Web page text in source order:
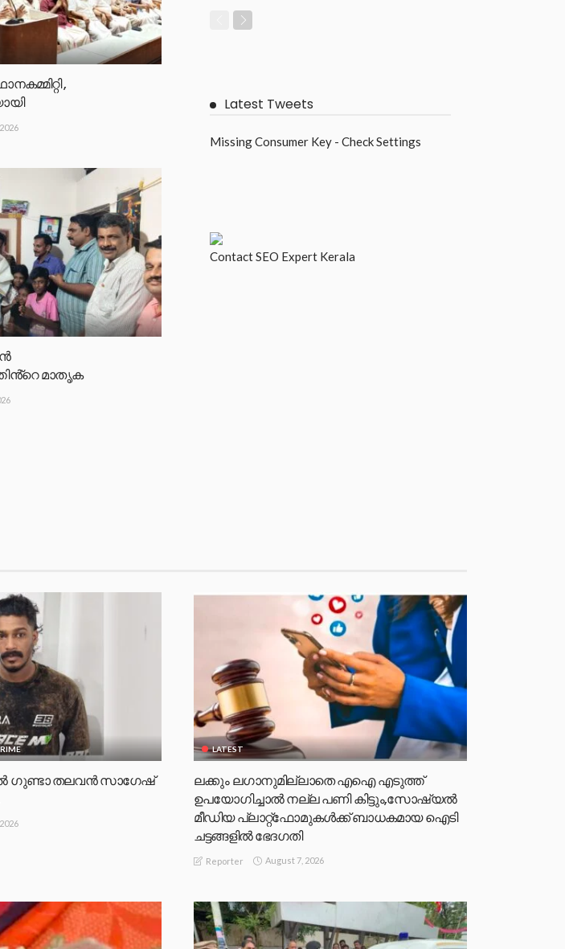
,
മാതൃക
Latest Tweets
Missing Consumer Key - Check Settings
ContactSEO Expert Kerala
ഗുണ്ടാ തലവൻ സാഗേഷ്
LATEST
ലക്കും ലഗാനുമില്ലാതെ എഐ എടുത്ത്
ഉപയോഗിച്ചാല്‍ നല്ല പണി കിട്ടും,സോഷ്യല്‍
മീഡിയ പ്ലാറ്റ്‌ഫോമുകള്‍ക്ക് ബാധകമായ ഐടി
ചട്ടങ്ങളില്‍ ഭേദഗതി
Reporter August 7, 2026